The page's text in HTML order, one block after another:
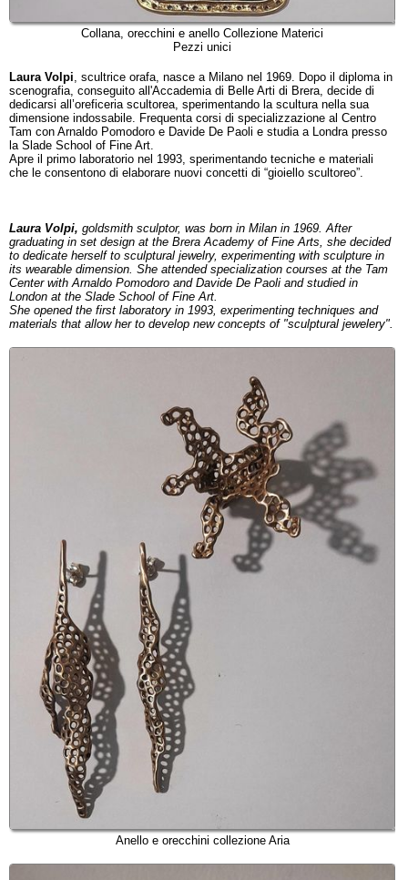
Collana, orecchini e anello Collezione Materici
Pezzi unici
Laura Volpi, scultrice orafa, nasce a Milano nel 1969. Dopo il diploma in
scenografia, conseguito all'Accademia di Belle Arti di Brera, decide di
dedicarsi all’oreficeria scultorea, sperimentando la scultura nella sua
dimensione indossabile. Frequenta corsi di specializzazione al Centro
Tam con Arnaldo Pomodoro e Davide De Paoli e studia a Londra presso
la Slade School of Fine Art.
Apre il primo laboratorio nel 1993, sperimentando tecniche e materiali
che le consentono di elaborare nuovi concetti di “gioiello scultoreo”.
Laura Volpi, goldsmith sculptor, was born in Milan in 1969. After
graduating in set design at the Brera Academy of Fine Arts, she decided
to dedicate herself to sculptural jewelry, experimenting with sculpture in
its wearable dimension. She attended specialization courses at the Tam
Center with Arnaldo Pomodoro and Davide De Paoli and studied in
London at the Slade School of Fine Art.
She opened the first laboratory in 1993, experimenting techniques and
materials that allow her to develop new concepts of "sculptural jewelery".
Anello e orecchini collezione Aria